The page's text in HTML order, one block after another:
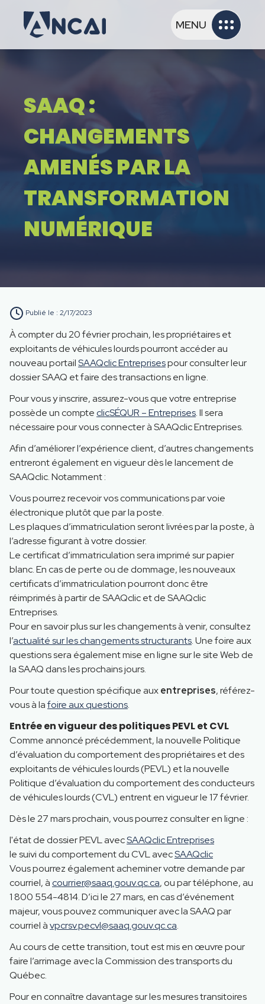
MENU
SAAQ :
CHANGEMENTS
AMENÉS PAR LA
TRANSFORMATION
NUMÉRIQUE
Publié le : 2/17/2023
À compter du 20 février prochain, les propriétaires et
exploitants de véhicules lourds pourront accéder au
nouveau portailSAAQclic Entreprisespour consulter leur
dossier SAAQ et faire des transactions en ligne.
Pour vous y inscrire, assurez-vous que votre entreprise
possède un compteclicSÉQUR – Entreprises. Il sera
nécessaire pour vous connecter à SAAQclic Entreprises.
Afin d’améliorer l’expérience client, d’autres changements
entreront également en vigueur dès le lancement de
SAAQclic. Notamment :
Vous pourrez recevoir vos communications par voie
électronique plutôt que par la poste.
Les plaques d’immatriculation seront livrées par la poste, à
l’adresse figurant à votre dossier.
Le certificat d’immatriculation sera imprimé sur papier
blanc. En cas de perte ou de dommage, les nouveaux
certificats d’immatriculation pourront donc être
réimprimés à partir de SAAQclic et de SAAQclic
Entreprises.
Pour en savoir plus sur les changements à venir, consultez
l’actualité sur les changements structurants. Une foire aux
questions sera également mise en ligne sur le site Web de
la SAAQ dans les prochains jours.
Pour toute question spécifique auxentreprises, référez-
vous à lafoire aux questions.
Entrée en vigueur des politiques PEVL et CVL
Comme annoncé précédemment, la nouvelle Politique
d’évaluation du comportement des propriétaires et des
exploitants de véhicules lourds (PEVL) et la nouvelle
Politique d’évaluation du comportement des conducteurs
de véhicules lourds (CVL) entrent en vigueur le 17 février.
Dès le 27 mars prochain, vous pourrez consulter en ligne :
l'état de dossier PEVL avecSAAQclic Entreprises
le suivi du comportement du CVL avecSAAQclic
Vous pourrez également acheminer votre demande par
courriel, àcourrier@saaq.gouv.qc.ca, ou par téléphone, au
1 800 554-4814. D’ici le 27 mars, en cas d’événement
majeur, vous pouvez communiquer avec la SAAQ par
courriel àvpcrsv.pecvl@saaq.gouv.qc.ca.
Au cours de cette transition, tout est mis en œuvre pour
faire l’arrimage avec la Commission des transports du
Québec.
Pour en connaître davantage sur les mesures transitoires